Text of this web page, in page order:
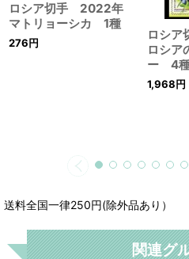
ロシア切手 2022年
マトリョーシカ 1種
276円
ロシ
ロシ
ー 4
1,968円
送料全国一律250円(除外品あり）
関連グ